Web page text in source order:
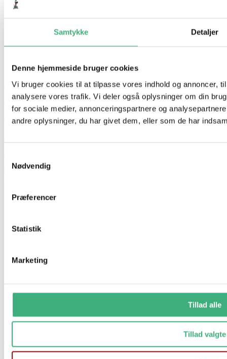
Samtykke Detaljer
Denne hjemmeside bruger cookies
Vi bruger cookies til at tilpasse vores indhold og annoncer,
analysere vores trafik. Vi deler også oplysninger om din
for sociale medier, annonceringspartnere og
andre oplysninger, du har givet dem, eller som de har
Nødvendig
Præferencer
Statistik
Marketing
Tillad alle
Tillad valgte
Hvem er vi
Kontakt
Booking
GDPR
Der er stadig mulighed for at afgive ordre på vores hjemmeside